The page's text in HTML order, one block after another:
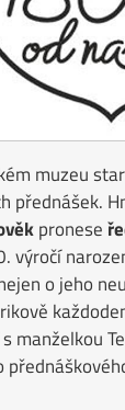
muzeu
přednášek.
pronese
výročí
o jeho
manželkou